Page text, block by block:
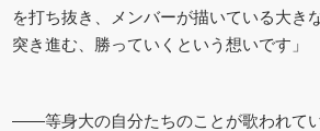
を打ち抜き、メンバーが描いている大き
突き進む、勝っていくという想いです」
――等身大の自分たちのことが歌われて